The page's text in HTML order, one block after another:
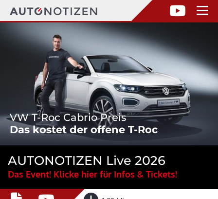
VW T-Roc Cabrio Preis
Das kostet der offene T-Roc
AUTONOTIZEN Live 2026
Das Event! Klicke hier für Infos & Tickets!